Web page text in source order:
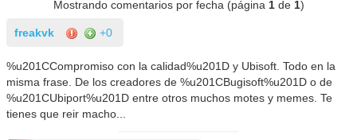
Mostrando comentarios por fecha (página 1de 1)
freakvk +0
%u201CCompromiso con la calidad%u201D y Ubisoft. Todo en la
misma frase. De los creadores de %u201CBugisoft%u201D o de
%u201CUbiport%u201D entre otros muchos motes y memes. Te
tienes que reir macho...